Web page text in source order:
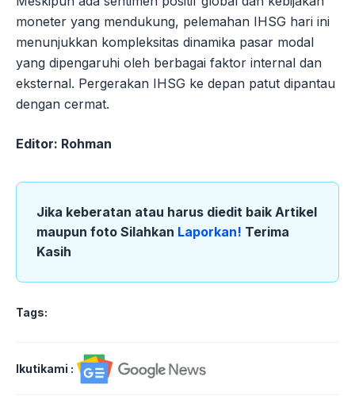
moneter yang mendukung, pelemahan IHSG hari ini
menunjukkan kompleksitas dinamika pasar modal
yang dipengaruhi oleh berbagai faktor internal dan
eksternal. Pergerakan IHSG ke depan patut dipantau
dengan cermat.
Editor: Rohman
Jika keberatan atau harus diedit baik Artikel
maupun foto Silahkan Laporkan! Terima
Kasih
Tags:
Ikutikami :